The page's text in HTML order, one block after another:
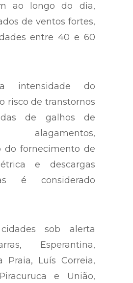
ao longo do dia,
de ventos fortes,
entre 40 e 60
intensidade do
risco de transtornos
de galhos de
alagamentos,
do fornecimento de
e descargas
é considerado
sob alerta
Esperantina,
Praia, Luís Correia,
e União,